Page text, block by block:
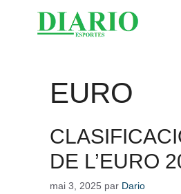
EURO
DE L’EURO
mai 3, 2025 par Dario